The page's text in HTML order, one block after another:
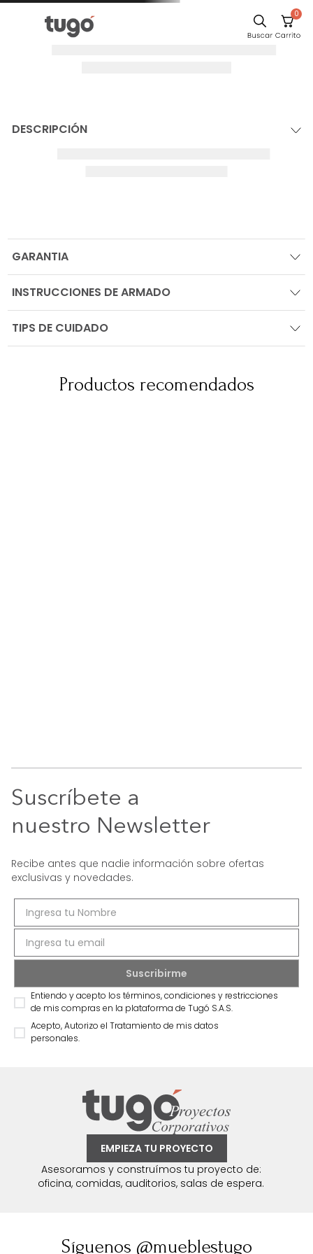
0
DESCRIPCIÓN
GARANTIA
INSTRUCCIONES DE ARMADO
TIPS DE CUIDADO
Productos recomendados
Suscríbete a
nuestro Newsletter
Recibe antes que nadie información sobre ofertas
exclusivas y novedades.
Entiendo y acepto los términos, condiciones y restricciones
de mis compras en la plataforma de Tugó S.A.S.
Acepto, Autorizo el Tratamiento de mis datos
personales.
EMPIEZA TU PROYECTO
Asesoramos y construímos tu proyecto de:
oficina, comidas, auditorios, salas de espera.
Síguenos @mueblestugo